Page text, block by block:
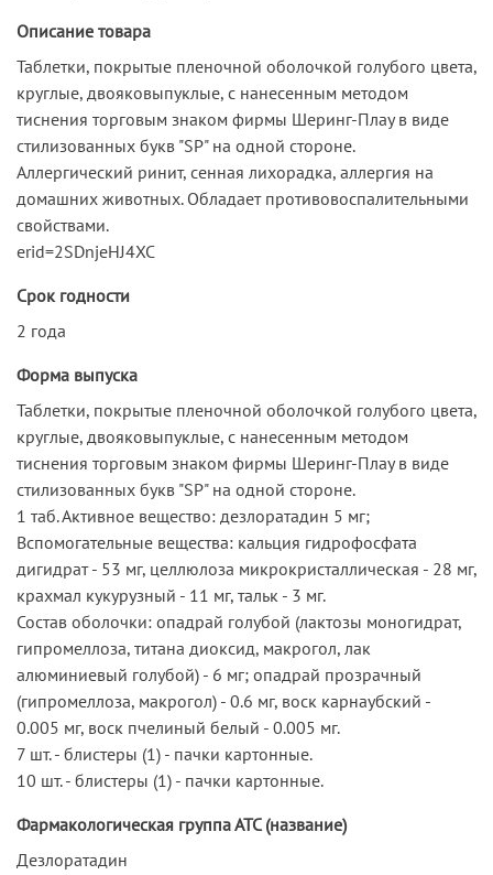
Описание товара
Таблетки, покрытые пленочной оболочкой голубого цвета,
круглые, двояковыпуклые, с нанесенным методом
тиснения торговым знаком фирмы Шеринг-Плау в виде
стилизованных букв "SP" на одной стороне.
Аллергический ринит, сенная лихорадка, аллергия на
домашних животных. Обладает противовоспалительными
свойствами.
erid=2SDnjeHJ4XC
Срок годности
2 года
Форма выпуска
Таблетки, покрытые пленочной оболочкой голубого цвета,
круглые, двояковыпуклые, с нанесенным методом
тиснения торговым знаком фирмы Шеринг-Плау в виде
стилизованных букв "SP" на одной стороне.
1 таб. Активное вещество: дезлоратадин 5 мг;
Вспомогательные вещества: кальция гидрофосфата
дигидрат - 53 мг, целлюлоза микрокристаллическая - 28 мг,
крахмал кукурузный - 11 мг, тальк - 3 мг.
Состав оболочки: опадрай голубой (лактозы моногидрат,
гипромеллоза, титана диоксид, макрогол, лак
алюминиевый голубой) - 6 мг; опадрай прозрачный
(гипромеллоза, макрогол) - 0.6 мг, воск карнаубский -
0.005 мг, воск пчелиный белый - 0.005 мг.
7 шт. - блистеры (1) - пачки картонные.
10 шт. - блистеры (1) - пачки картонные.
Фармакологическая группа АТС (название)
Дезлоратадин